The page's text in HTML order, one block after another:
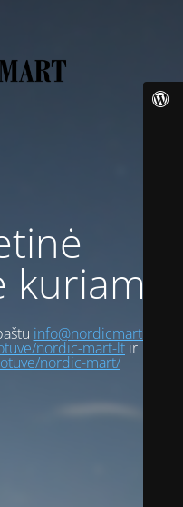
info@nordicmart.com
nordic-mart-ltir
nordic-mart/